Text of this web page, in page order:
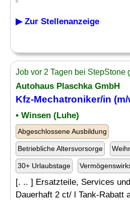
▶ Zur Stellenanzeige
Job vor 2 Tagen bei StepStone
Autohaus Plaschka GmbH
Kfz-Mechatroniker/in (m/
• Winsen (Luhe)
Abgeschlossene Ausbildung
Betriebliche Altersvorsorge
30+ Urlaubstage
[. .. ] Ersatzteile, Services
Dauerhaft 2 ct/ l Tank-Rabatt